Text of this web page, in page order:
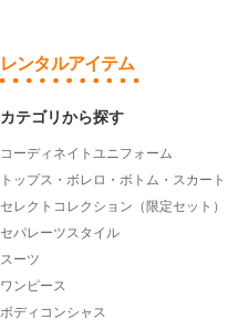
レンタルアイテム
カテゴリから探す
コーディネイトユニフォーム
トップス・ボレロ・ボトム・スカート
セレクトコレクション（限定セット）
セパレーツスタイル
スーツ
ワンピース
ボディコンシャス